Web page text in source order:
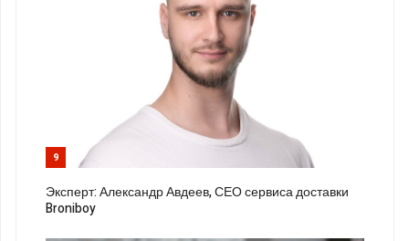
9
Эксперт: Александр Авдеев, СЕО сервиса доставки
Broniboy